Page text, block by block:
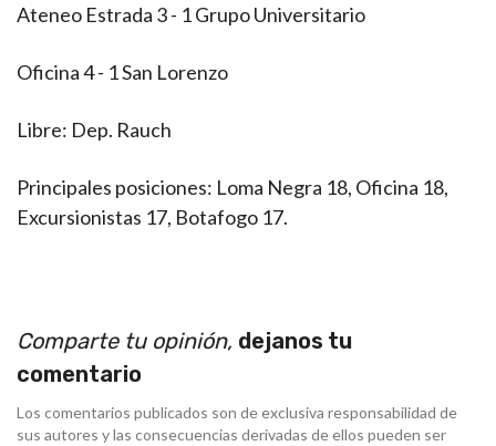
Ateneo Estrada 3 - 1 Grupo Universitario
Oficina 4 - 1 San Lorenzo
Libre: Dep. Rauch
Principales posiciones: Loma Negra 18, Oficina 18,
Excursionistas 17, Botafogo 17.
Comparte tu opinión, dejanos tu
comentario
Los comentarios publicados son de exclusiva responsabilidad de
sus autores y las consecuencias derivadas de ellos pueden ser